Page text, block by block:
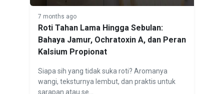
7 months ago
Roti Tahan Lama Hingga Sebulan:
Bahaya Jamur, Ochratoxin A, dan Peran
Kalsium Propionat
Siapa sih yang tidak suka roti? Aromanya
wangi, teksturnya lembut, dan praktis untuk
sarapan atau se...